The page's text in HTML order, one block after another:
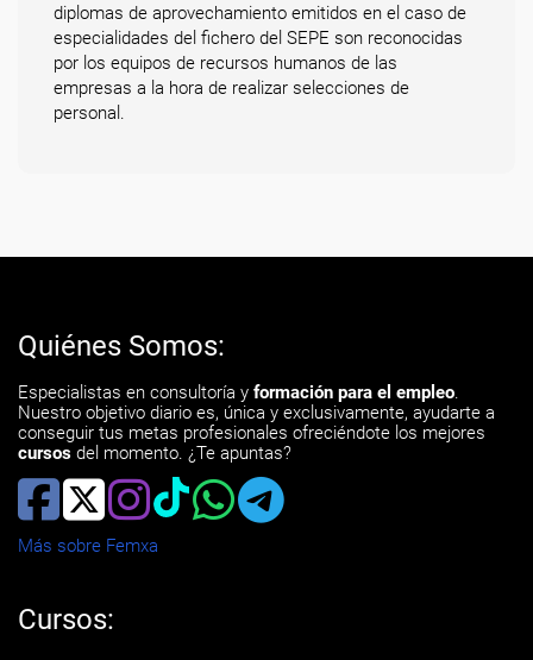
diplomas de aprovechamiento emitidos en el caso de
especialidades del fichero del SEPE son reconocidas
por los equipos de recursos humanos de las
empresas a la hora de realizar selecciones de
personal.
Quiénes Somos:
Especialistas en consultoría y formación para el empleo.
Nuestro objetivo diario es, única y exclusivamente, ayudarte a
conseguir tus metas profesionales ofreciéndote los mejores
cursos del momento. ¿Te apuntas?
Más sobre Femxa
Cursos: